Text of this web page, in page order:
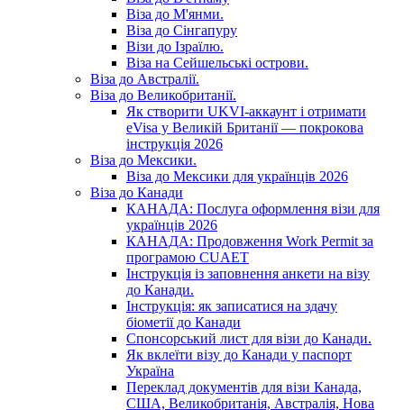
Віза до М'янми.
Віза до Сінгапуру
Візи до Ізраїлю.
Віза на Сейшельські острови.
Віза до Австралії.
Віза до Великобританії.
Як створити UKVI-аккаунт і отримати
eVisa у Великій Британії — покрокова
інструкція 2026
Віза до Мексики.
Віза до Мексики для українців 2026
Віза до Канади
КАНАДА: Послуга оформлення візи для
українців 2026
КАНАДА: Продовження Work Permit за
програмою CUAET
Інструкція із заповнення анкети на візу
до Канади.
Інструкція: як записатися на здачу
біометії до Канади
Спонсорський лист для візи до Канади.
Як вклеїти візу до Канади у паспорт
Україна
Переклад документів для візи Канада,
США, Великобританія, Австралія, Нова